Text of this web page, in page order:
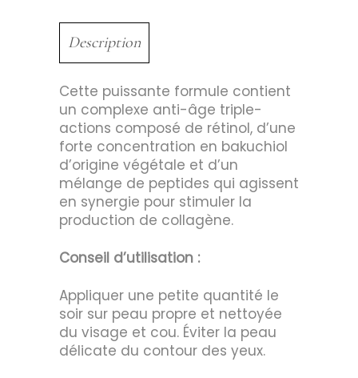
Description
Cette puissante formule contient
un complexe anti-âge triple-
actions composé de rétinol, d’une
forte concentration en bakuchiol
d’origine végétale et d’un
mélange de peptides qui agissent
en synergie pour stimuler la
production de collagène.
Conseil d’utilisation :
Appliquer une petite quantité le
soir sur peau propre et nettoyée
du visage et cou. Éviter la peau
délicate du contour des yeux.